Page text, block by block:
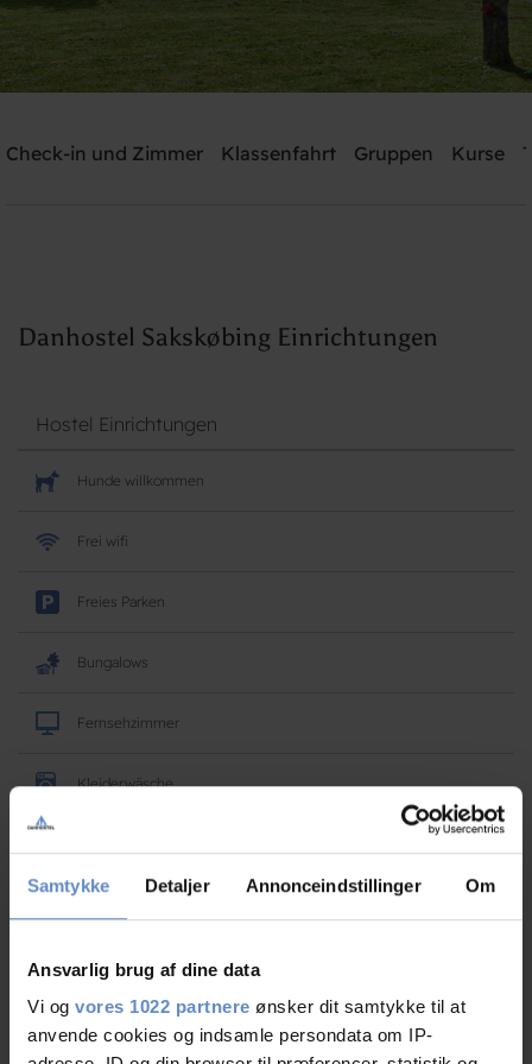
Samtykke Detaljer Annonceindstillinger Om
Ansvarlig brug af dine data
Vi og vores 1022 partnere ønsker dit samtykke til at
anvende cookies og indsamle persondata om IP-
Brauchen Sie Hilfe? rufen Sie: +45 5470 4566
Check-in und Zimmer Klassenfahrt Gruppen Kurse
Danhostel Sakskøbing Einrichtungen
Hostel Einrichtungen
Hunde willkommen
Frei wifi
Freies Parken
Bungalows
Fernsehzimmer
Kleiderwäsche
Hof